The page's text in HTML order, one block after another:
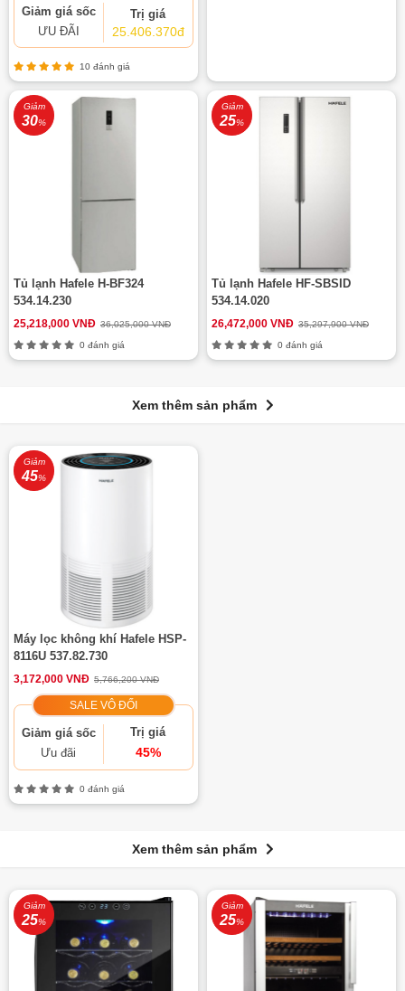
Giảm giá sốc
ƯU ĐÃI
Trị giá
25.406.370đ
10 đánh giá
Giảm
30%
Tủ lạnh Hafele H-BF324
534.14.230
25,218,000 VNĐ 36,025,000 VNĐ
0 đánh giá
Giảm
25%
Tủ lạnh Hafele HF-SBSID
534.14.020
26,472,000 VNĐ 35,297,900 VNĐ
0 đánh giá
Xem thêm sản phẩm
Giảm
45%
Máy lọc không khí Hafele HSP-
8116U 537.82.730
3,172,000 VNĐ 5,766,200 VNĐ
SALE VÔ ĐỐI
Giảm giá sốc
Ưu đãi
Trị giá
45%
0 đánh giá
Xem thêm sản phẩm
Giảm
25%
Giảm
25%